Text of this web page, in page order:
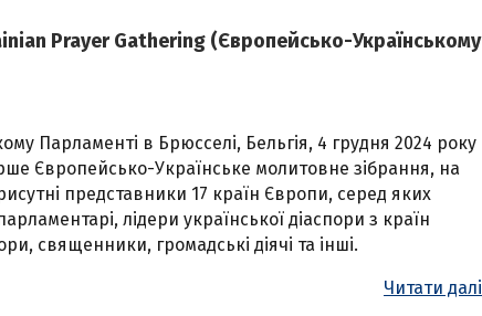
Prayer Gathering (Європейсько-Українському
Парламенті в Брюсселі, Бельгія, 4 грудня 2024 року
Європейсько-Українське молитовне зібрання, на
представники 17 країн Європи, серед яких
лідери української діаспори з країн
священники, громадські діячі та інші.
Читати далі